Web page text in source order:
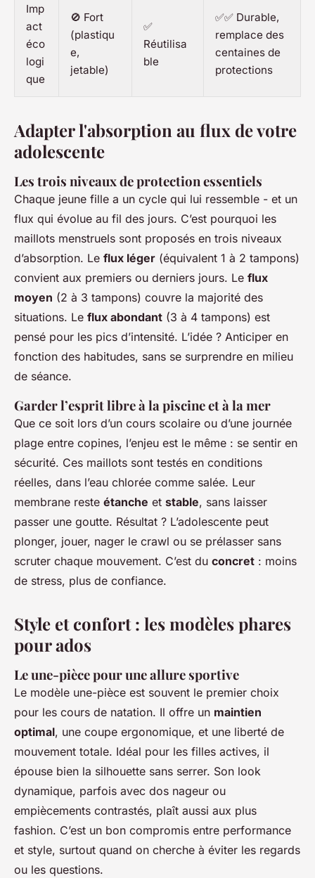
Imp
act
éco
logi
que
🚫 Fort
(plastiqu
e,
jetable)
✅
Réutilisa
ble
✅✅ Durable,
remplace des
centaines de
protections
Adapter l'absorption au flux de votre
adolescente
Les trois niveaux de protection essentiels
Chaque jeune fille a un cycle qui lui ressemble - et un
flux qui évolue au fil des jours. C’est pourquoi les
maillots menstruels sont proposés en trois niveaux
d’absorption. Le flux léger (équivalent 1 à 2 tampons)
convient aux premiers ou derniers jours. Le flux
moyen (2 à 3 tampons) couvre la majorité des
situations. Le flux abondant (3 à 4 tampons) est
pensé pour les pics d’intensité. L’idée ? Anticiper en
fonction des habitudes, sans se surprendre en milieu
de séance.
Garder l’esprit libre à la piscine et à la mer
Que ce soit lors d’un cours scolaire ou d’une journée
plage entre copines, l’enjeu est le même : se sentir en
sécurité. Ces maillots sont testés en conditions
réelles, dans l’eau chlorée comme salée. Leur
membrane reste étanche et stable, sans laisser
passer une goutte. Résultat ? L’adolescente peut
plonger, jouer, nager le crawl ou se prélasser sans
scruter chaque mouvement. C’est du concret : moins
de stress, plus de confiance.
Style et confort : les modèles phares
pour ados
Le une-pièce pour une allure sportive
Le modèle une-pièce est souvent le premier choix
pour les cours de natation. Il offre un maintien
optimal, une coupe ergonomique, et une liberté de
mouvement totale. Idéal pour les filles actives, il
épouse bien la silhouette sans serrer. Son look
dynamique, parfois avec dos nageur ou
empiècements contrastés, plaît aussi aux plus
fashion. C’est un bon compromis entre performance
et style, surtout quand on cherche à éviter les regards
ou les questions.